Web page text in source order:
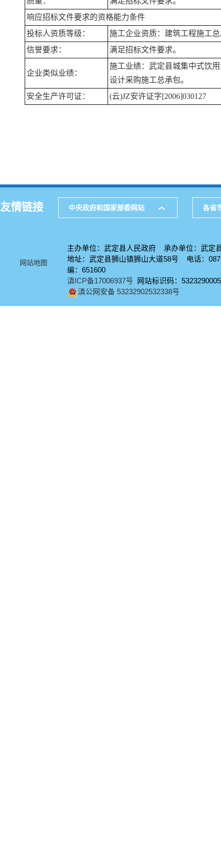
响应招标文件要求的资格能力条件
投标人资质等级：
施工企业资质：建筑工程施工
信誉要求：
满足招标文件要求。
企业类似业绩：
施工业绩：武定县城集中式饮
设计采购施工总承包。
安全生产许可证：
(云)JZ安许证字[2006]030127
友情链接 中央政府和国家部委网站 各省
网站地图
主办单位：武定县人民政府 承办单位：武定
地址：武定县狮山镇狮山大道58号 电话：
编：651600
滇ICP备17006937号 网站标识码：5323290005
滇公网安备 53232902532338号